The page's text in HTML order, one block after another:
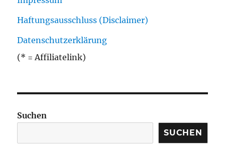
Haftungsausschluss (Disclaimer)
Datenschutzerklärung
(* = Affiliatelink)
Suchen
SUCHEN